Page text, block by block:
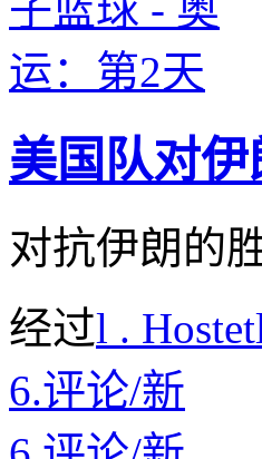
美国队对
对抗伊朗的
经过l .
6.评论/新